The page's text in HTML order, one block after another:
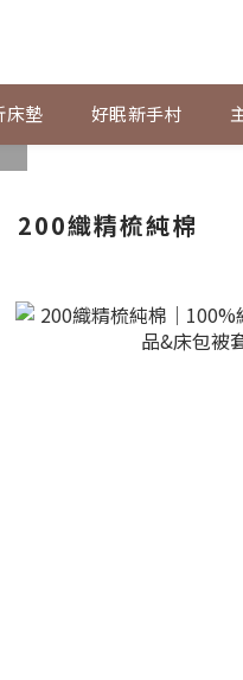
床墊 好眠新手村
200織精梳純棉